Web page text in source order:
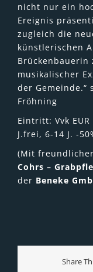
nicht nur ein
Ereignis
zugleich die
künstlerischen
Brückenbauerin
musikalischer
der Gemeinde.“
Fröhning
Eintritt: Vvk
J.frei, 6-14 J. -
(Mit
Cohrs –
der Beneke
Share